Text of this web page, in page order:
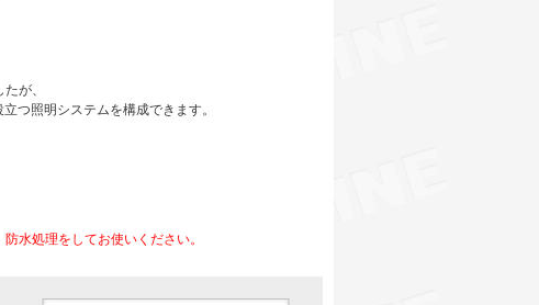
が、
つ照明システムを構成できます。
水処理をしてお使いください。